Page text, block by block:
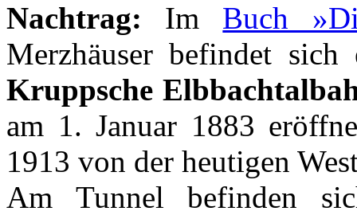
Nachtrag: Im Buch
Merzhäuser befindet
Kruppsche
am 1. Januar 1883
1913 von der heutigen
Am Tunnel befinden